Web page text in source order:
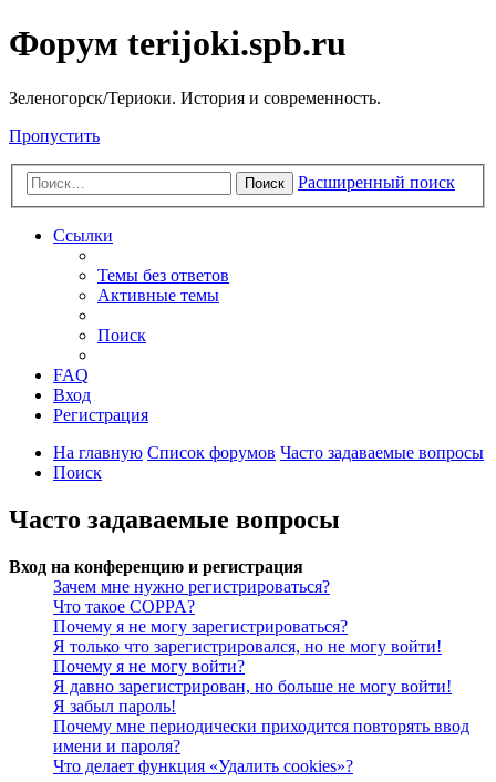
Форум terijoki.spb.ru
Зеленогорск/Териоки. История и современность.
Пропустить
Поиск Расширенный поиск
Ссылки
Темы без ответов
Активные темы
Поиск
FAQ
Вход
Регистрация
На главную Список форумов Часто задаваемые вопросы
Поиск
Часто задаваемые вопросы
Вход на конференцию и регистрация
Зачем мне нужно регистрироваться?
Что такое COPPA?
Почему я не могу зарегистрироваться?
Я только что зарегистрировался, но не могу войти!
Почему я не могу войти?
Я давно зарегистрирован, но больше не могу войти!
Я забыл пароль!
Почему мне периодически приходится повторять ввод
имени и пароля?
Что делает функция «Удалить cookies»?